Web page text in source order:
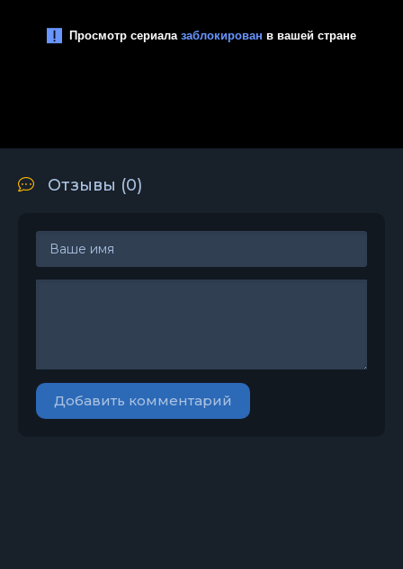
Отзывы (0)
Добавить комментарий